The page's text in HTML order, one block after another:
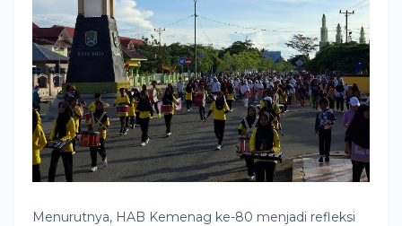
Menurutnya, HAB Kemenag ke-80 menjadi refleksi